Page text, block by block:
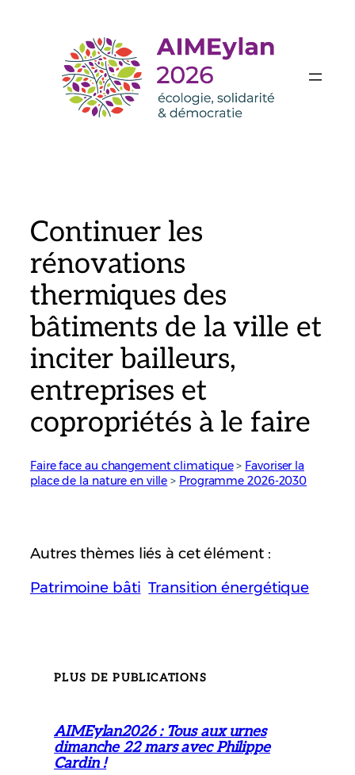
Continuer les
rénovations
thermiques des
bâtiments de la ville et
inciter bailleurs,
entreprises et
copropriétés à le faire
Faire face au changement climatique > Favoriser la
place de la nature en ville > Programme 2026-2030
Autres thèmes liés à cet élément :
Patrimoine bâti Transition énergétique
PLUS DE PUBLICATIONS
AIMEylan2026 : Tous aux urnes
dimanche 22 mars avec Philippe
Cardin !